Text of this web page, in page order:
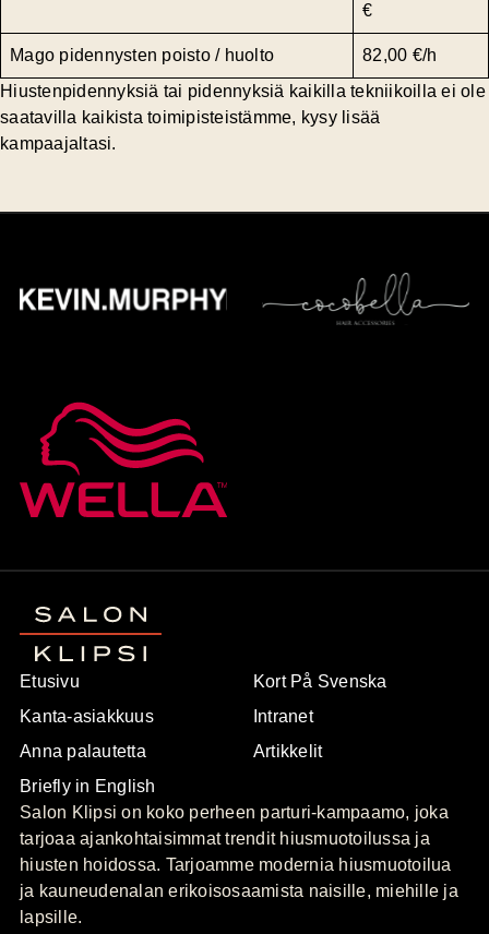
€
Mago pidennysten poisto / huolto
82,00 €/h
Hiustenpidennyksiä tai pidennyksiä kaikilla tekniikoilla ei ole
saatavilla kaikista toimipisteistämme, kysy lisää
kampaajaltasi.
Etusivu
Kanta-asiakkuus
Anna palautetta
Briefly in English
Kort På Svenska
Intranet
Artikkelit
Salon Klipsi on koko perheen parturi-kampaamo, joka
tarjoaa ajankohtaisimmat trendit hiusmuotoilussa ja
hiusten hoidossa. Tarjoamme modernia hiusmuotoilua
ja kauneudenalan erikoisosaamista naisille, miehille ja
lapsille.